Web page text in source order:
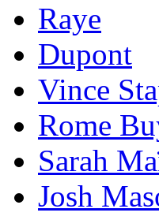
Raye
Dupont
Vince
Rome
Sarah
Josh